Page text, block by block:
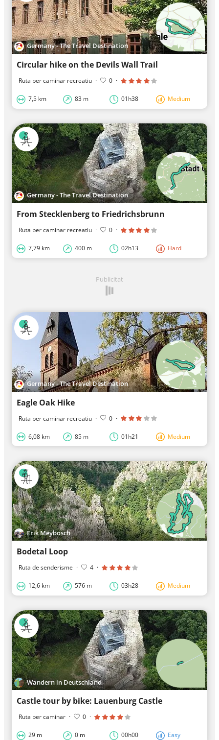
Germany - The Travel Destination
Circular hike on the Devils Wall Trail
Ruta per caminar recreatiu · 0 ·
7,5 km 83 m 01h38 Medium
Germany - The Travel Destination
From Stecklenberg to Friedrichsbrunn
Ruta per caminar recreatiu · 0 ·
7,79 km 400 m 02h13 Hard
Publicitat
Germany - The Travel Destination
Eagle Oak Hike
Ruta per caminar recreatiu · 0 ·
6,08 km 85 m 01h21 Medium
Erik Meybosch
Bodetal Loop
Ruta de senderisme · 4 ·
12,6 km 576 m 03h28 Medium
Wandern in Deutschland
Castle tour by bike: Lauenburg Castle
Ruta per caminar · 0 ·
29 m 0 m 00h00 Easy